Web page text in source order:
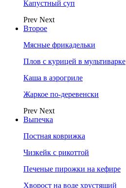
Капустный суп
Prev Next
Второе
Мясные фрикадельки
Плов с курицей в мультиварке
Каша в аэрогриле
Жаркое по-деревенски
Prev Next
Выпечка
Постная коврижка
Чизкейк с рикоттой
Печеные пирожки на кефире
Хворост на воде хрустящий